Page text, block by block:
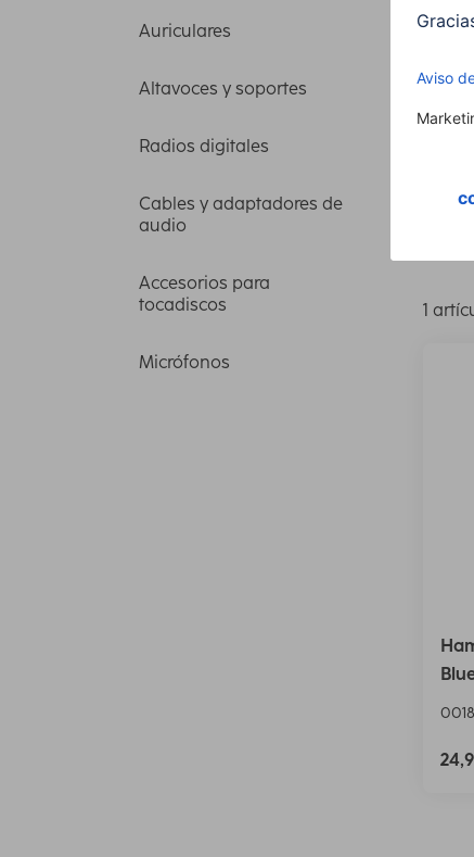
Auriculares
Altavoces y soportes
Radios digitales
Cables y adaptadores de
audio
Accesorios para
tocadiscos
Micrófonos
1